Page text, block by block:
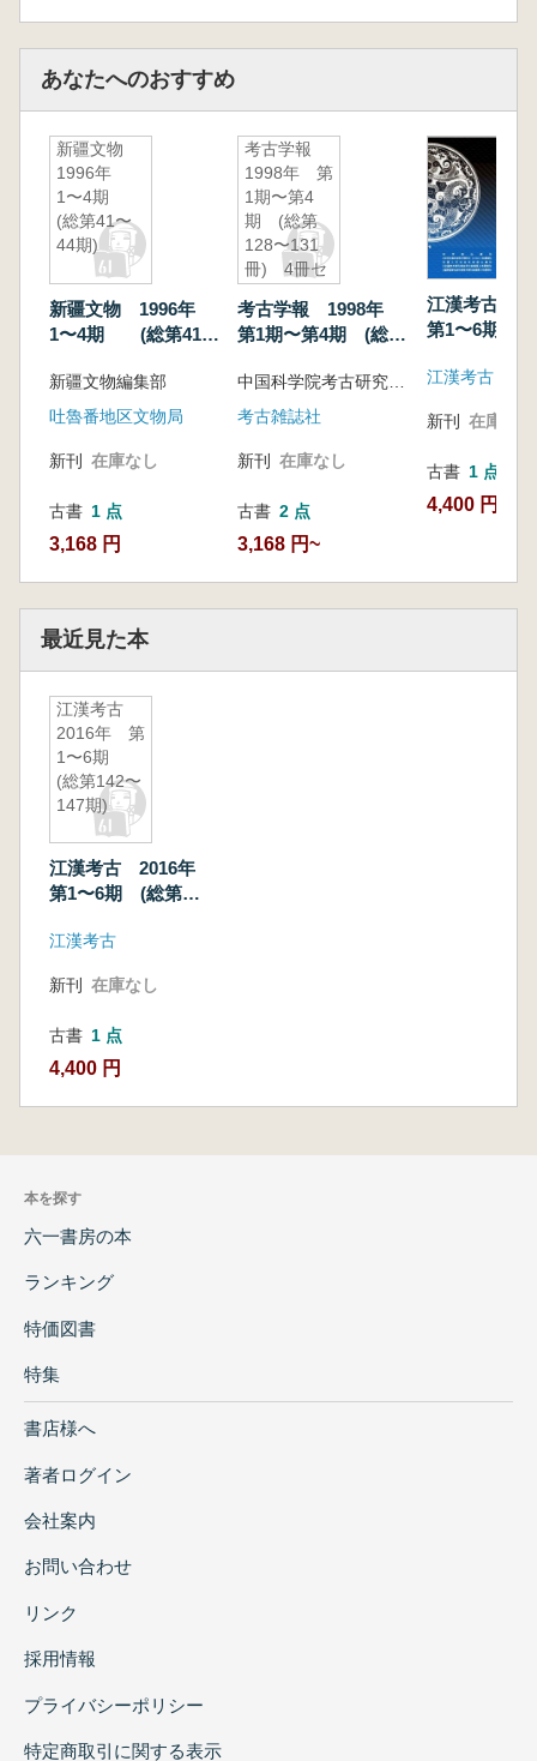
あなたへのおすすめ
新疆文物
1996年
1〜4期
(総第41〜
44期)
新疆文物 1996年
1〜4期 (総第41〜
新疆文物編集部
吐魯番地区文物局
新刊 在庫なし
古書 1 点
3,168 円
考古学報
1998年 第
1期〜第4
期 (総第
128〜131
冊) 4冊セ
考古学報 1998年
第1期〜第4期 (総第
ット
考古雑誌社
新刊 在庫なし
古書 2 点
3,168 円~
江漢考古
第1〜6期 (
江漢考古
新刊 在庫なし
古書 1 点
4,400 円
最近見た本
江漢考古
2016年 第
1〜6期
(総第142〜
147期)
江漢考古 2016年
第1〜6期 (総第
江漢考古
新刊 在庫なし
古書 1 点
4,400 円
本を探す
六一書房の本
ランキング
特価図書
特集
書店様へ
著者ログイン
会社案内
お問い合わせ
リンク
採用情報
プライバシーポリシー
特定商取引に関する表示